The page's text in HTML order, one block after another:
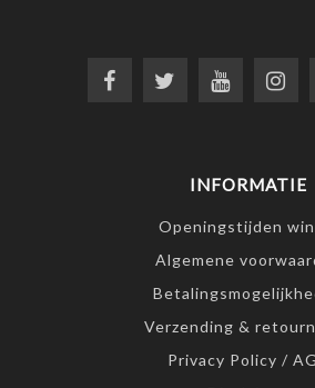
INFORMATIE
Openingstijden
Algemene
Verzending &
Privacy Policy /